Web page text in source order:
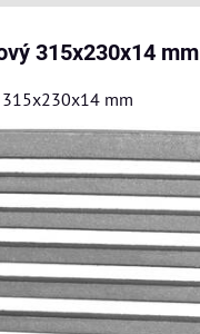
315x230x14 mm
mm